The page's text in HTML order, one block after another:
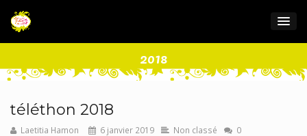
2018
téléthon 2018
Laetitia Hamon 6 janvier 2019 Non classé 0